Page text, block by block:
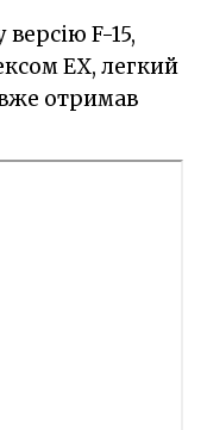
F-15,
EX, легкий
отримав